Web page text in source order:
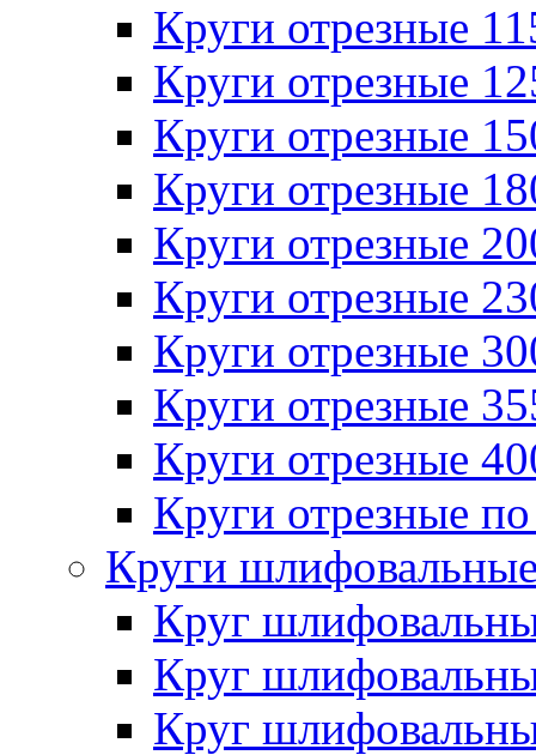
Круги отрезные
Круги отрезные
Круги отрезные
Круги отрезные
Круги отрезные
Круги отрезные
Круги отрезные
Круги отрезные
Круги отрезные
Круги отрезные
Круги
Круг
Круг
Круг